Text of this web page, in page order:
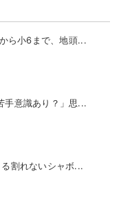
ら小6まで、地頭...
手意識あり？」思...
割れないシャボ...